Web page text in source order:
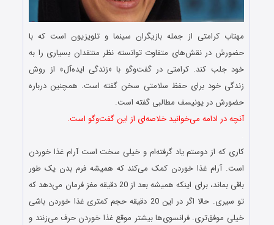
مهتاب کرامتی از جمله بازیگران سینما و تلویزیون است که با
حضورش در نقش‌های متفاوت توانسته نظر منتقدان بسیاری را به
خود جلب کند. کرامتی در گفت‌وگو با «زندگی ایده‌آل» از روش‌
زندگی خود برای حفظ سلامتی سخن گفته است. همچنین درباره
حضورش در یونیسف مطالبی گفته است.
آنچه در ادامه می‌خوانید خلاصه‌ای از این گفت‌وگو است.
کاری که از دوستم یاد گرفته‌ام و خیلی سخت است آرام غذا خوردن
است. آرام غذا خوردن کمک می‌کند که همیشه فرم بدن یک طور
باقی بماند، برای اینکه همیشه بعد از 20 دقیقه مغز فرمان می‌دهد که
تو سیری. حالا اگر در این 20 دقیقه حجم کمتری غذا خوردن باشی
خیلی موفق‌تری. فرانسوی‌ها بیشتر موقع غذا خوردن حرف می‌زنند و